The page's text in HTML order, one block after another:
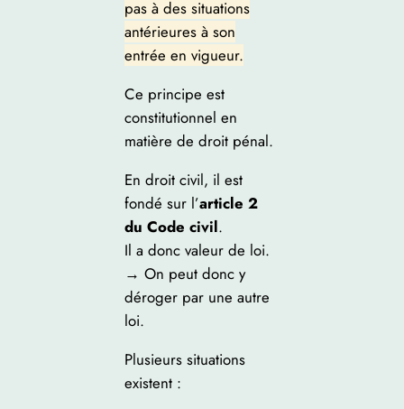
pas à des situations
antérieures à son
entrée en vigueur.
Ce principe est
constitutionnel en
matière de droit pénal.
En droit civil, il est
fondé sur l’article 2
du Code civil.
Il a donc valeur de loi.
→ On peut donc y
déroger par une autre
loi.
Plusieurs situations
existent :